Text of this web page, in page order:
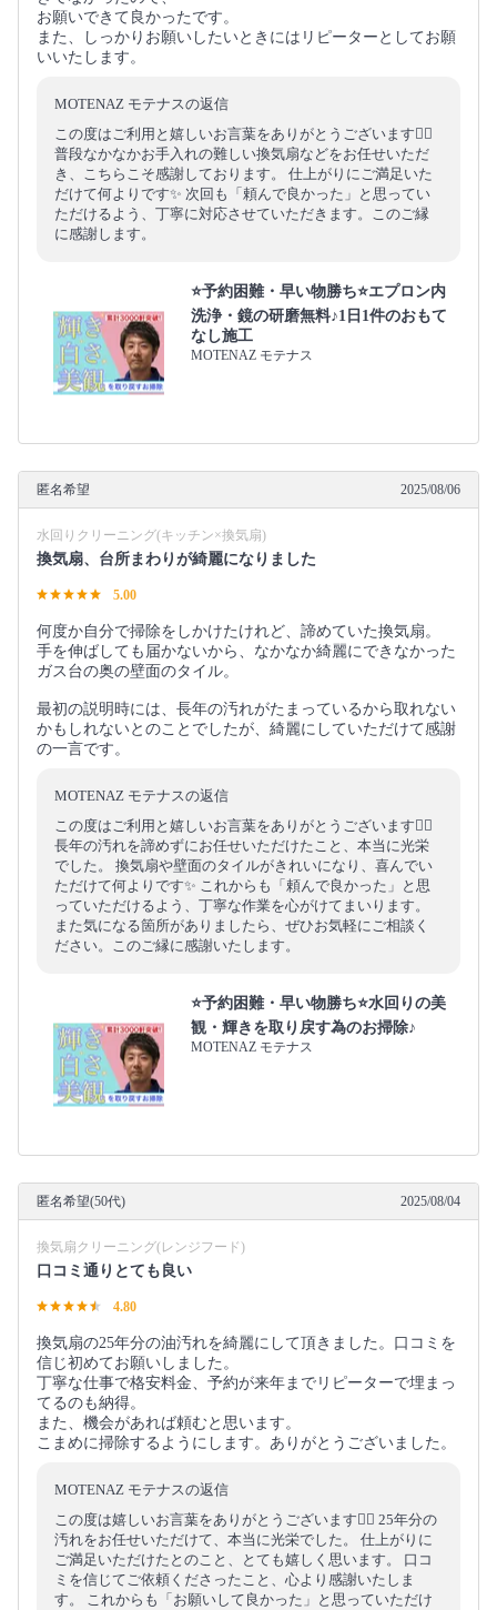
お願いできて良かったです。
また、しっかりお願いしたいときにはリピーターとしてお願
いいたします。
MOTENAZ モテナスの返信
この度はご利用と嬉しいお言葉をありがとうございます🙇‍♂️
普段なかなかお手入れの難しい換気扇などをお任せいただ
き、こちらこそ感謝しております。 仕上がりにご満足いた
だけて何よりです✨ 次回も「頼んで良かった」と思ってい
ただけるよう、丁寧に対応させていただきます。このご縁
に感謝します。
⭐️予約困難・早い物勝ち⭐️エプロン内
洗浄・鏡の研磨無料♪1日1件のおもて
なし施工
MOTENAZ モテナス
匿名希望 2025/08/06
水回りクリーニング(キッチン×換気扇)
換気扇、台所まわりが綺麗になりました
5.00
何度か自分で掃除をしかけたけれど、諦めていた換気扇。
手を伸ばしても届かないから、なかなか綺麗にできなかった
ガス台の奥の壁面のタイル。
最初の説明時には、長年の汚れがたまっているから取れない
かもしれないとのことでしたが、綺麗にしていただけて感謝
の一言です。
MOTENAZ モテナスの返信
この度はご利用と嬉しいお言葉をありがとうございます🙇‍♂️
長年の汚れを諦めずにお任せいただけたこと、本当に光栄
でした。 換気扇や壁面のタイルがきれいになり、喜んでい
ただけて何よりです✨ これからも「頼んで良かった」と思
っていただけるよう、丁寧な作業を心がけてまいります。
また気になる箇所がありましたら、ぜひお気軽にご相談く
ださい。このご縁に感謝いたします。
⭐️予約困難・早い物勝ち⭐️水回りの美
観・輝きを取り戻す為のお掃除♪
MOTENAZ モテナス
匿名希望(50代) 2025/08/04
換気扇クリーニング(レンジフード)
口コミ通りとても良い
4.80
換気扇の25年分の油汚れを綺麗にして頂きました。口コミを
信じ初めてお願いしました。
丁寧な仕事で格安料金、予約が来年までリピーターで埋まっ
てるのも納得。
また、機会があれば頼むと思います。
こまめに掃除するようにします。ありがとうございました。
MOTENAZ モテナスの返信
この度は嬉しいお言葉をありがとうございます🙇‍♂️ 25年分の
汚れをお任せいただけて、本当に光栄でした。 仕上がりに
ご満足いただけたとのこと、とても嬉しく思います。 口コ
ミを信じてご依頼くださったこと、心より感謝いたしま
す。 これからも「お願いして良かった」と思っていただけ